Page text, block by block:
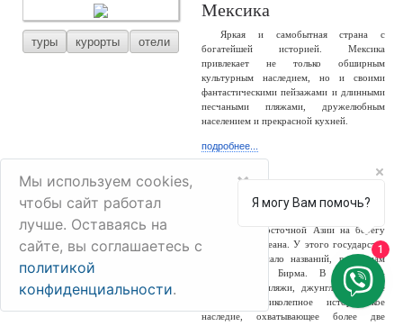
туры курорты отели
Мексика
Яркая и самобытная страна с
богатейшей историей. Мексика
привлекает не только обширным
культурным наследием, но и своими
фантастическими пейзажами и длинными
песчаными пляжами, дружелюбным
населением и прекрасной кухней.
подробнее...
туры отели
страна Юго-Восточной Азии на берегу
Индийского океана. У этого государства
сменилось немало названий, россиянам
известно как Бирма. В стране –
белоснежные пляжи, джунгли, снежные
горы и великолепное историческое
наследие, охватывающее более две
Мы используем cookies,
чтобы сайт работал
лучше. Оставаясь на
сайте, вы соглашаетесь с
политикой
конфиденциальности.
×
Я могу Вам помочь?
1